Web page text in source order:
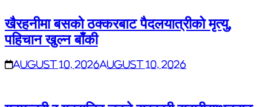
खैरहनीमा बसको ठक्करबाट पैदलयात्रीको मृत्यु,
पहिचान खुल्न बाँकी
August 10, 2026August 10, 2026